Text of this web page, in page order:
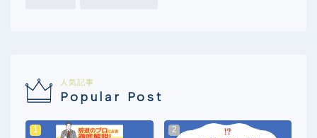
人気記事
Popular Post